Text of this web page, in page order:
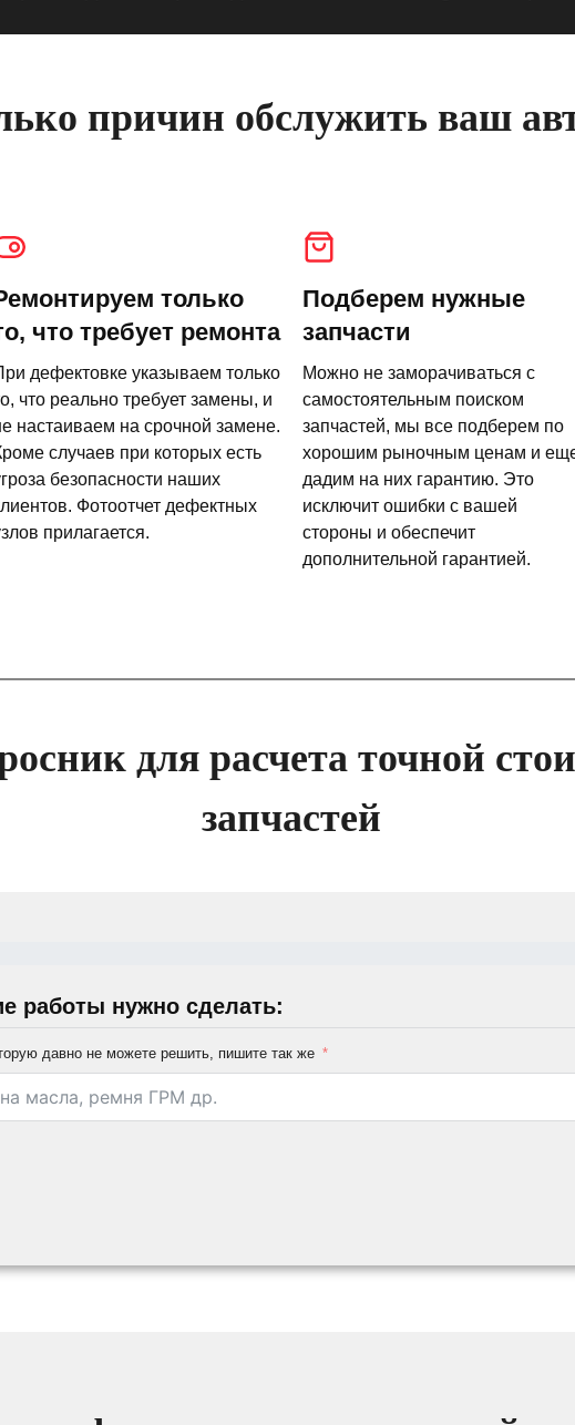
причин обслужить ваш
только
что требует ремонта
дефектовке указываем только
что реально требует замены, и
настаиваем на срочной замене.
случаев при которых есть
безопасности наших
Фотоотчет дефектных
прилагается.
Подберем нужные
запчасти
Можно не заморачиваться с
самостоятельным поиском
запчастей, мы все подберем по
хорошим рыночным ценам и
дадим на них гарантию. Это
исключит ошибки с вашей
стороны и обеспечит
дополнительной гарантией.
для расчета точной
запчастей
работы нужно сделать:
давно не можете решить, пишите так же